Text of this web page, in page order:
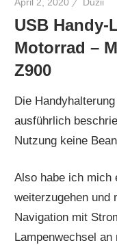
April 2, 2020 Duzii
USB Handy-
Motorrad –
Z900
Die
ausführlich
Nutzung keine
Also habe ich mich
weiterzugehen und
Navigation mit
Lampenwechsel